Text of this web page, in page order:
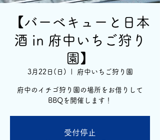
【バーベキューと日本
酒 in 府中いちご狩り
園】
3月22日(日) 府中いちご狩り園
府中のイチゴ狩り園の場所をお借りして
BBQを開催します！
受付停止